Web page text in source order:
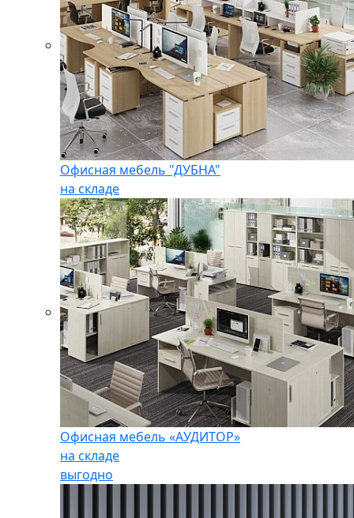
Офисная мебель "ДУБНА"
на складе
Офисная мебель «АУДИТОР»
на складе
выгодно